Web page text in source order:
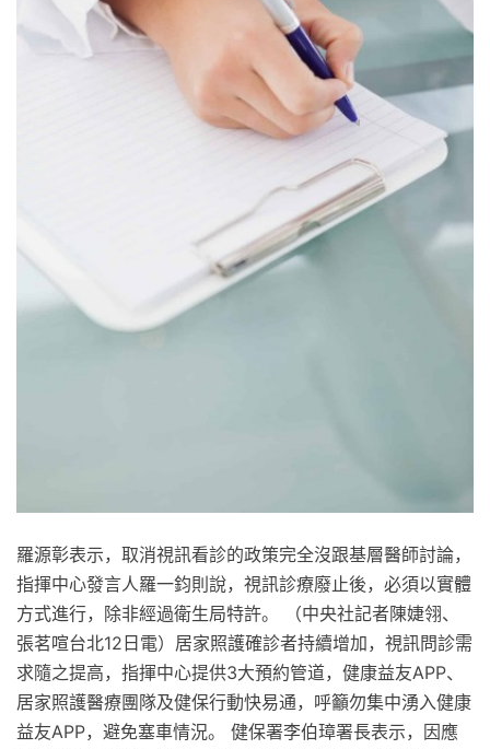
羅源彰表示，取消視訊看診的政策完全沒跟基層醫師討論，
指揮中心發言人羅一鈞則說，視訊診療廢止後，必須以實體
方式進行，除非經過衛生局特許。 （中央社記者陳婕翎、
張茗喧台北12日電）居家照護確診者持續增加，視訊問診需
求隨之提高，指揮中心提供3大預約管道，健康益友APP、
居家照護醫療團隊及健保行動快易通，呼籲勿集中湧入健康
益友APP，避免塞車情況。 健保署李伯璋署長表示，因應